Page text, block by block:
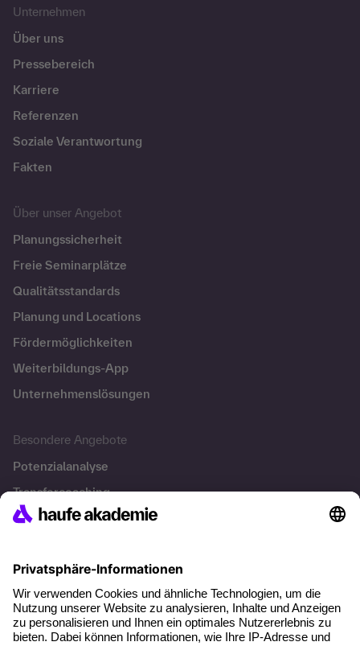
Unternehmen
Über uns
Pressebereich
Karriere
Referenzen
Soziale Verantwortung
Fakten
Über unser Angebot
Planungssicherheit
Freie Seminarplätze
Qualitätsstandards
Planung und Locations
Fördermöglichkeiten
Weiterbildungs-App
Unternehmenslösungen
Besondere Angebote
Potenzialanalyse
Transfercoaching
Coaching
Kontakt & Support
Kontakt
FAQ
+49 761 595339-00